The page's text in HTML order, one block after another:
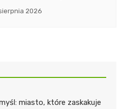
2026
miasto, które zaskakuje